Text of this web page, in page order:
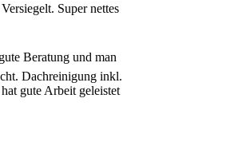
Super nettes
Beratung und man
Dachreinigung inkl.
gute Arbeit geleistet